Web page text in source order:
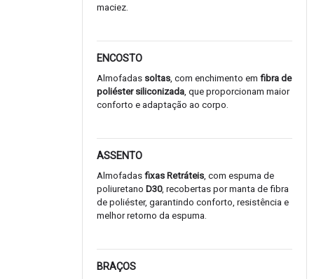
maciez.
ENCOSTO
Almofadas soltas, com enchimento em fibra de
poliéster siliconizada, que proporcionam maior
conforto e adaptação ao corpo.
ASSENTO
Almofadas fixas Retráteis, com espuma de
poliuretano D30, recobertas por manta de fibra
de poliéster, garantindo conforto, resistência e
melhor retorno da espuma.
BRAÇOS